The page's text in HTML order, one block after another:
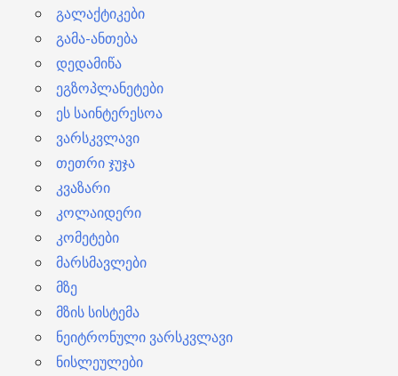
გალაქტიკები
გამა-ანთება
დედამიწა
ეგზოპლანეტები
ეს საინტერესოა
ვარსკვლავი
თეთრი ჯუჯა
კვაზარი
კოლაიდერი
კომეტები
მარსმავლები
მზე
მზის სისტემა
ნეიტრონული ვარსკვლავი
ნისლეულები